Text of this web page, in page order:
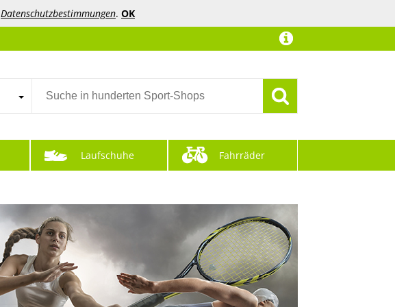
Datenschutzbestimmungen. OK
Laufschuhe Fahrräder